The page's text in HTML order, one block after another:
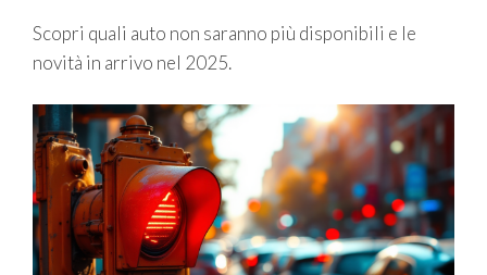
Scopri quali auto non saranno più disponibili e le
novità in arrivo nel 2025.